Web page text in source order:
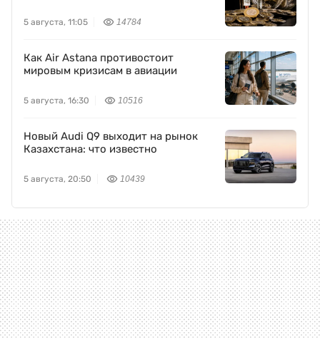
5 августа, 11:05 14784
Как Air Astana противостоит
мировым кризисам в авиации
5 августа, 16:30 10516
Новый Audi Q9 выходит на рынок
Казахстана: что известно
5 августа, 20:50 10439